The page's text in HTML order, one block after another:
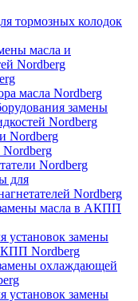
тормозных колодок
масла и
Nordberg
масла Nordberg
замены
Nordberg
Nordberg
Nordberg
для
Nordberg
масла в АКПП
установок замены
Nordberg
охлаждающей
установок замены